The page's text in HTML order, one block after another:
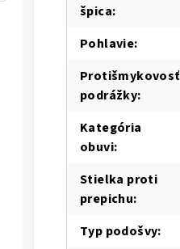
špica:
Pohlavie:
Protišmykovosť
podrážky:
Kategória
obuvi:
Stielka proti
prepichu:
Typ podošvy: